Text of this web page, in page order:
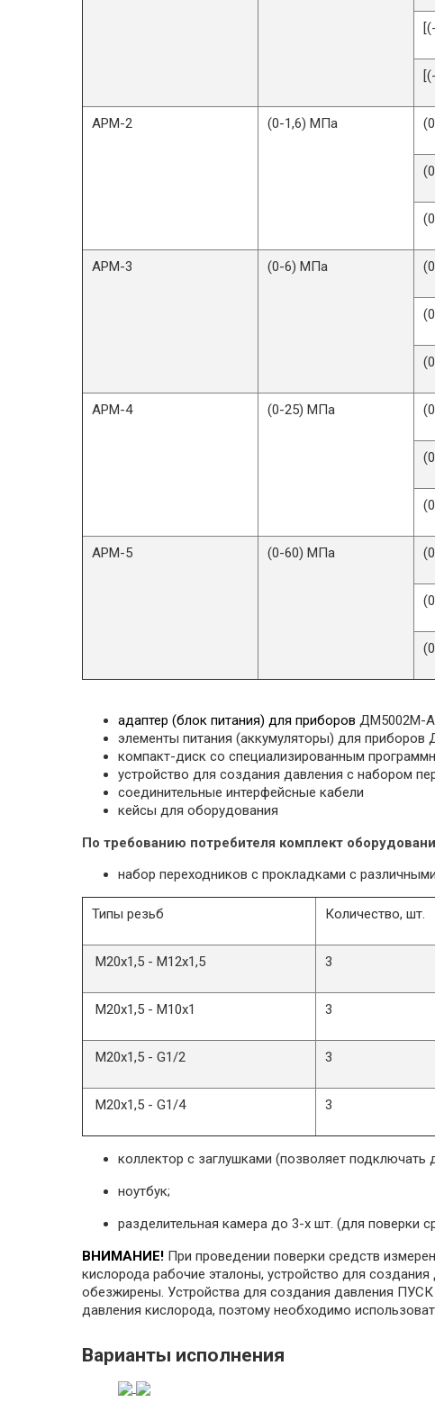
АРМ-2 (0-1,6) МПа
АРМ-3 (0-6) МПа
АРМ-4 (0-25) МПа
АРМ-5 (0-60) МПа
адаптер (блок питания) для приборов ДМ5002М-А
элементы питания (аккумуляторы) для
компакт-диск со специализированным
устройство для создания давления с набором
соединительные интерфейсные кабели
кейсы для оборудования
По требованию потребителя комплект
набор переходников с прокладками с
Типы резьб Количество, шт.
М20х1,5 - М12х1,5 3
М20х1,5 - М10х1 3
М20х1,5 - G1/2 3
М20х1,5 - G1/4 3
коллектор с заглушками (позволяет
ноутбук;
разделительная камера до 3-х шт. (для поверки
ВНИМАНИЕ! При проведении поверки средств
кислорода рабочие эталоны, устройство для
обезжирены. Устройства для создания давления
давления кислорода, поэтому необходимо
Варианты исполнения